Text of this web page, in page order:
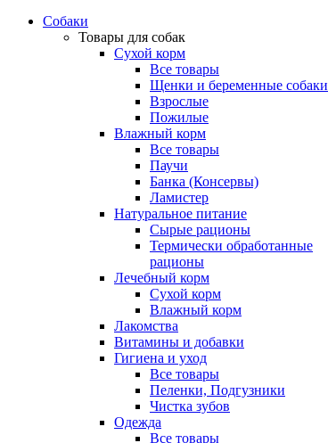
Собаки
Товары для собак
Сухой корм
Все товары
Щенки и беременные собаки
Взрослые
Пожилые
Влажный корм
Все товары
Паучи
Банка (Консервы)
Ламистер
Натуральное питание
Сырые рационы
Термически обработанные
рационы
Лечебный корм
Сухой корм
Влажный корм
Лакомства
Витамины и добавки
Гигиена и уход
Все товары
Пеленки, Подгузники
Чистка зубов
Одежда
Все товары